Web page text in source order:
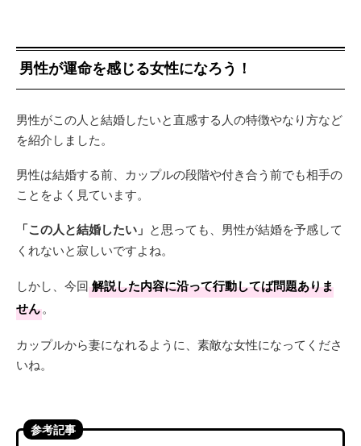
男性が運命を感じる女性になろう！
男性がこの人と結婚したいと直感する人の特徴やなり方など
を紹介しました。
男性は結婚する前、カップルの段階や付き合う前でも相手の
ことをよく見ています。
「この人と結婚したい」 と思っても、男性が結婚を予感して
くれないと寂しいですよね。
しかし、今回 解説した内容に沿って行動してば問題ありま
せん。
カップルから妻になれるように、素敵な女性になってくださ
いね。
参考記事